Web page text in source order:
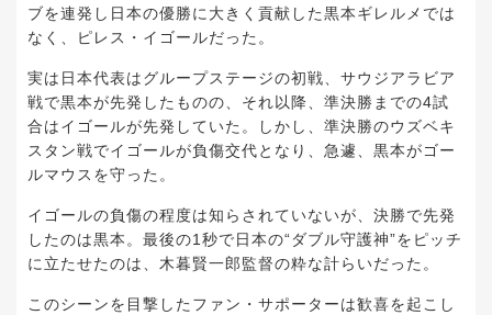
ブを連発し日本の優勝に大きく貢献した黒本ギレルメでは
なく、ピレス・イゴールだった。
実は日本代表はグループステージの初戦、サウジアラビア
戦で黒本が先発したものの、それ以降、準決勝までの4試
合はイゴールが先発していた。しかし、準決勝のウズベキ
スタン戦でイゴールが負傷交代となり、急遽、黒本がゴー
ルマウスを守った。
イゴールの負傷の程度は知らされていないが、決勝で先発
したのは黒本。最後の1秒で日本の“ダブル守護神”をピッチ
に立たせたのは、木暮賢一郎監督の粋な計らいだった。
このシーンを目撃したファン・サポーターは歓喜を起こし